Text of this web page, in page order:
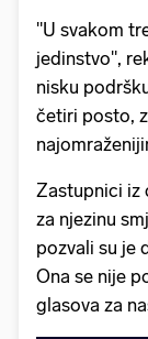
"U svakom
jedinstvo",
nisku
četiri posto,
Zastupnici iz
za njezinu
pozvali su je
Ona se nije
glasova za